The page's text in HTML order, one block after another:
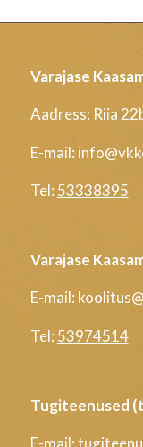
Varajase
Aadress: Riia
E-mail:
Tel: 53338395
Varajase
E-mail:
Tel: 53974514
Tugiteenused
E-mail: